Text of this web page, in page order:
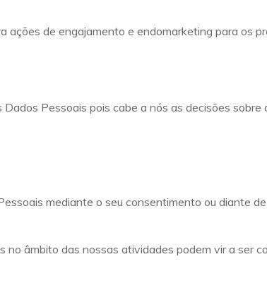
ações de engajamento e endomarketing para os
Pessoais pois cabe a nós as decisões
mediante o seu consentimento ou diante
âmbito das nossas atividades podem vir a ser